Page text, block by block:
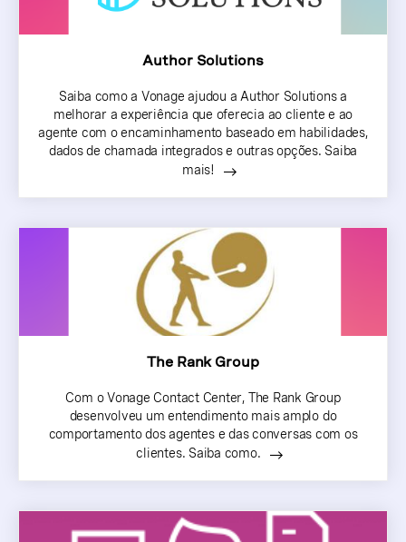
Author Solutions
Saiba como a Vonage ajudou a Author Solutions a
melhorar a experiência que oferecia ao cliente e ao
agente com o encaminhamento baseado em habilidades,
dados de chamada integrados e outras opções. Saiba
mais!
The Rank Group
Com o Vonage Contact Center, The Rank Group
desenvolveu um entendimento mais amplo do
comportamento dos agentes e das conversas com os
clientes. Saiba como.